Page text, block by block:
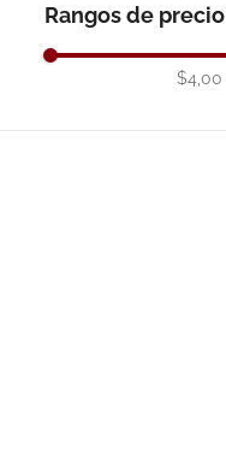
Rangos de precio
$4,00